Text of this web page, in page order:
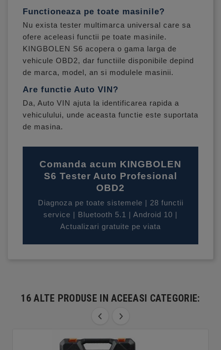
Functioneaza pe toate masinile?
Nu exista tester multimarca universal care sa
ofere aceleasi functii pe toate masinile.
KINGBOLEN S6 acopera o gama larga de
vehicule OBD2, dar functiile disponibile depind
de marca, model, an si modulele masinii.
Are functie Auto VIN?
Da, Auto VIN ajuta la identificarea rapida a
vehiculului, unde aceasta functie este suportata
de masina.
Comanda acum KINGBOLEN
S6 Tester Auto Profesional
OBD2
Diagnoza pe toate sistemele | 28 functii
service | Bluetooth 5.1 | Android 10 |
Actualizari gratuite pe viata
16 ALTE PRODUSE IN ACEEASI CATEGORIE: